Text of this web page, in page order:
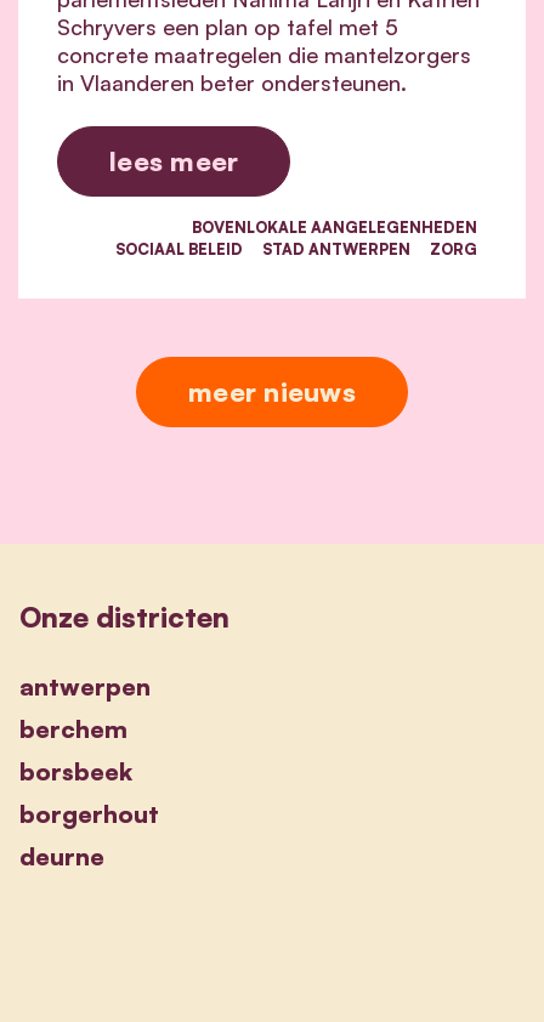
Schryvers een plan op tafel met 5
concrete maatregelen die mantelzorgers
in Vlaanderen beter ondersteunen.
lees meer
BOVENLOKALE AANGELEGENHEDEN
SOCIAAL BELEID
STAD ANTWERPEN ZORG
meer nieuws
Onze districten
antwerpen
berchem
borsbeek
borgerhout
deurne